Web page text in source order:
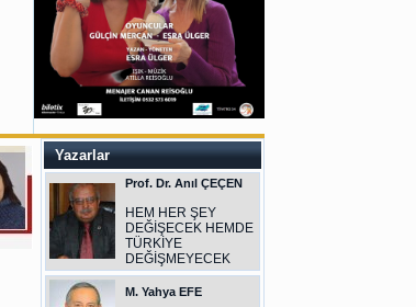
Yazarlar
Prof. Dr. Anıl ÇEÇEN
HEM HER ŞEY
DEĞİŞECEK HEMDE
TÜRKİYE
DEĞİŞMEYECEK
M. Yahya EFE